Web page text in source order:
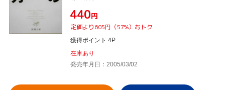
¥440円
定価より605円（57%）おトク
獲得ポイント 4P
在庫あり
発売年月日：2005/03/02